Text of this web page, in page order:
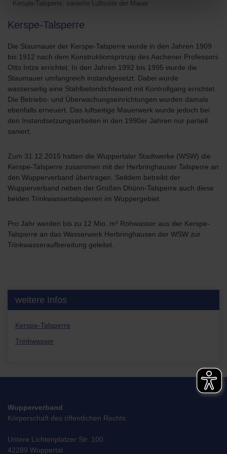
Kerspe-Talsperre, sanierte Luftseite der Mauer
Kerspe-Talsperre
Die Staumauer der Kerspe-Talsperre wurde in den Jahren 1909
bis 1912 nach dem Konstruktionsprinzip des Aachener Professors
Otto Intze errichtet. In den Jahren 1992 bis 1995 wurde die
Staumauer umfangreich instandgesetzt. Dabei wurde
wasserseitig eine Stahlbetondichtwand mit Kontrollgang errichtet.
Die Betriebs- und Überwachungseinrichtungen wurden damals
ebenfalls erneuert. Das luftseitige Mauerwerk wurde jedoch bei
den Instandsetzungsarbeiten in den 1990er Jahren nur partiell
saniert.
Zum 31.12.2015 hatten die Wuppertaler Stadtwerke (WSW) die
Kerspe-Talsperre zusammen mit der Herbringhauser Talsperre an
den Wupperverband übertragen. Seitdem betreibt der
Wupperverband neben der Großen Dhünn-Talsperre auch diese
beiden Trinkwassertalsperren im Wuppergebiet.
Pro Jahr werden bis zu 12 Mio. m³ Rohwasser aus der Kerspe-
Talsperre an das Wasserwerk Herbringhausen der WSW zur
Trinkwasseraufbereitung geleitet.
weitere Infos
Kerspe-Talsperre
Trinkwasser
Wupperverband
Körperschaft des öffentlichen Rechts
Untere Lichtenplatzer Str. 100
42289 Wuppertal